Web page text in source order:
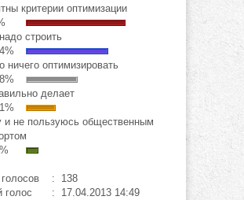
критерии оптимизации
строить
ничего оптимизировать
делает
и не пользуюсь общественным
: 138
голос
: 17.04.2013 14:49